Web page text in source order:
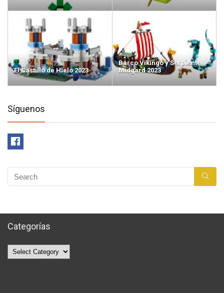
El Castillo de Hielo 2023
Barco Vikingo y Serpiente
Midgard 2023
Síguenos
Categorías
Categorías